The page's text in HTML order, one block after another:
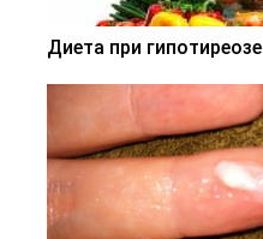
Диета при гипотиреозе